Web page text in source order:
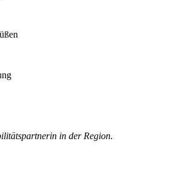
in der Region.